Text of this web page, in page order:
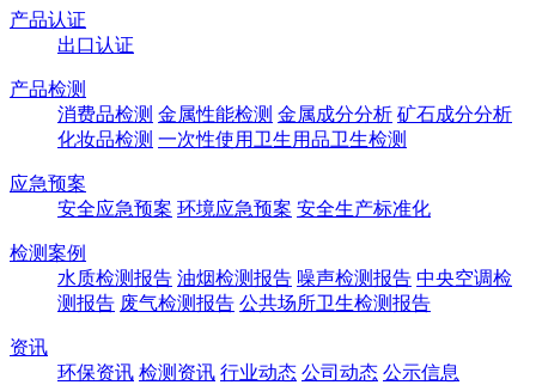
产品认证
出口认证
产品检测
消费品检测 金属性能检测 金属成分分析 矿石成分分析
化妆品检测 一次性使用卫生用品卫生检测
应急预案
安全应急预案 环境应急预案 安全生产标准化
检测案例
水质检测报告 油烟检测报告 噪声检测报告 中央空调检
测报告 废气检测报告 公共场所卫生检测报告
资讯
环保资讯 检测资讯 行业动态 公司动态 公示信息